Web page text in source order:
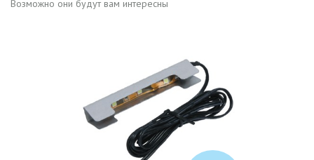
Возможно они будут вам интересны